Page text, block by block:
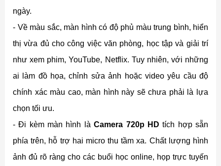
ngày.
- Về màu sắc, màn hình có độ phủ màu trung bình, hiển
thị vừa đủ cho công việc văn phòng, học tập và giải trí
như xem phim, YouTube, Netflix. Tuy nhiên, với những
ai làm đồ họa, chỉnh sửa ảnh hoặc video yêu cầu độ
chính xác màu cao, màn hình này sẽ chưa phải là lựa
chọn tối ưu.
- Đi kèm màn hình làCamera 720p HD tích hợp sẵn
phía trên, hỗ trợ hai micro thu tầm xa. Chất lượng hình
ảnh đủ rõ ràng cho các buổi học online, họp trực tuyến